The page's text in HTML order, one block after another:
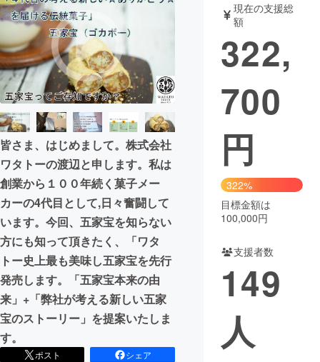
テクノロジー・ガジェット
映像・映画 書籍・雑誌
ビジネス・起業 チャレンジ
まちづくり・地域活性化
CAMPFIRE for Social Good
CAMPFIRE Creation
CAMPFIREふるさと納税machi-ya コミュニティ
皆さま、はじめまして。株式会社
ワタトーの渡辺と申します。私は
創業から１００年続く菓子メー
カーの4代目として,日々奮闘して
います。今回、五家宝を知らない
方にも知って頂きたく、「ワタ
トー史上最も美味し五家宝を先行
発売します。「五家宝本来の由
来」+「弊社が考える新しい五家
宝のストーリー」を提案いたしま
す。
ポスト
シェア
現在の支援総
額
322,
700
円
322%
目標金額は
100,000円
支援者数
149
人